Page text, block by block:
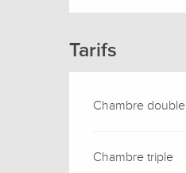
Tarifs
Chambre double
Chambre triple